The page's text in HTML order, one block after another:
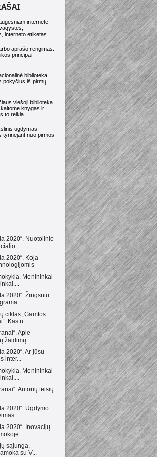
internete:
interneto etiketas
aprašo rengimas.
principai
biblioteka.
pokyčius iš pirmų
viešoji biblioteka.
knygas ir
to reikia
ugdymas:
tyrinėjant nuo pirmos
2020“. Nuotolinio
2020“. Koja
Menininkai
2020“. Žingsniu
ciklas „Gamtos
Kas n...
Apie
žaidimų ...
2020“. Ar jūsų
inter...
Menininkai
Autorių teisių
2020“. Ugdymo
2020“. Inovacijų
sąjunga.
su V...